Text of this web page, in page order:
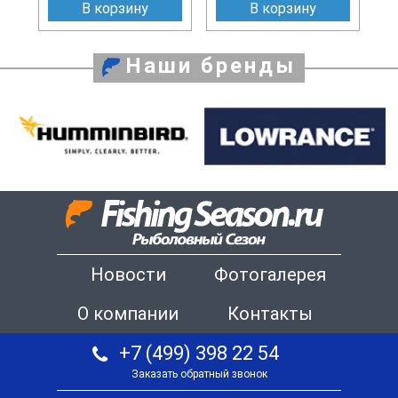
В корзину В корзину
Наши бренды
Новости
Фотогалерея
О компании
Контакты
+7 (499) 398 22 54
Заказать обратный звонок